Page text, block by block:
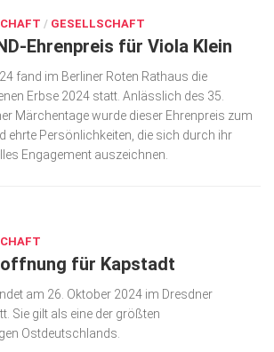
/ GESELLSCHAFT
Ehrenpreis für Viola Klein
fand im Berliner Roten Rathaus die
Erbse 2024 statt. Anlässlich des 35.
Märchentage wurde dieser Ehrenpreis zum
ehrte Persönlichkeiten, die sich durch ihr
Engagement auszeichnen.
für Kapstadt
am 26. Oktober 2024 im Dresdner
Sie gilt als eine der größten
Ostdeutschlands.